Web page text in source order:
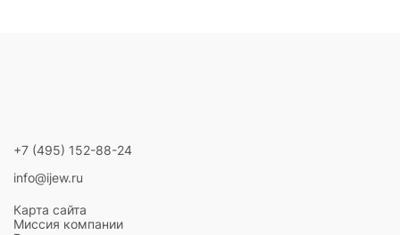
+7 (495) 152-88-24
info@ijew.ru
Карта сайта
Миссия компании